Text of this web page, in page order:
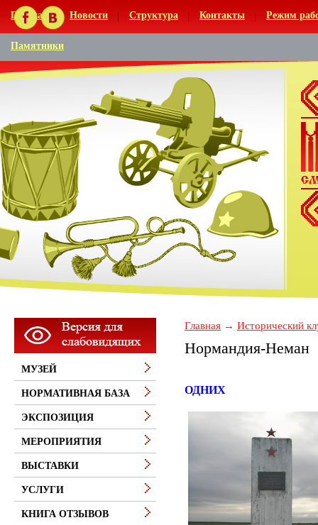
Главная Новости Структура Контакты Режим
Памятники
Главная Исторический
Нормандия-Неман
ОДНИХ
МУЗЕЙ
НОРМАТИВНАЯ БАЗА
ЭКСПОЗИЦИЯ
МЕРОПРИЯТИЯ
ВЫСТАВКИ
УСЛУГИ
КНИГА ОТЗЫВОВ